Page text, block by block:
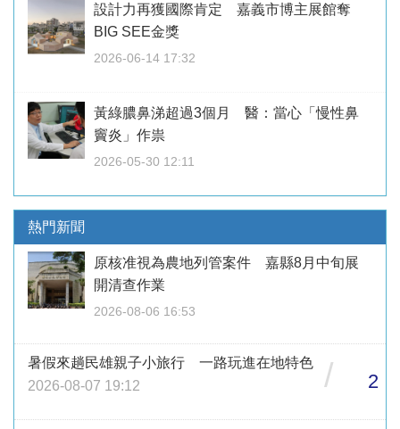
設計力再獲國際肯定 嘉義市博主展館奪
BIG SEE金獎
2026-06-14 17:32
黃綠膿鼻涕超過3個月 醫：當心「慢性鼻
竇炎」作祟
2026-05-30 12:11
熱門新聞
原核准視為農地列管案件 嘉縣8月中旬展
開清查作業
2026-08-06 16:53
暑假來趟民雄親子小旅行 一路玩進在地特色
2026-08-07 19:12
/ 2